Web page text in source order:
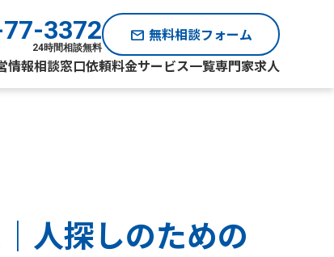
3372
24時間相談無料
mail 無料相談フォーム
情報相談窓口依頼料金サービス一覧専門家求人
人探しのための